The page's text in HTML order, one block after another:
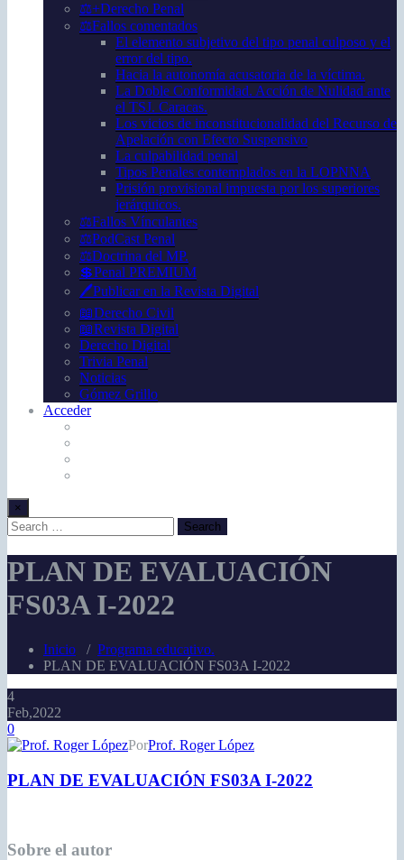
⚖️+Derecho Penal
⚖️Fallos comentados
El elemento subjetivo del tipo penal culposo y el
error del tipo.
Hacia la autonomía acusatoria de la víctima.
La Doble Conformidad. Acción de Nulidad ante
el TSJ. Caracas.
Los vicios de inconstitucionalidad del Recurso de
Apelación con Efecto Suspensivo
La culpabilidad penal
Tipos Penales contemplados en la LOPNNA
Prisión provisional impuesta por los superiores
jerárquicos.
⚖️Fallos Vínculantes
⚖️PodCast Penal
⚖️Doctrina del MP.
💲Penal PREMIUM
🖊️Publicar en la Revista Digital
📖Derecho Civil
📖Revista Digital
Derecho Digital
Trivia Penal
Noticias
Gómez Grillo
Acceder
×
PLAN DE EVALUACIÓN
FS03A I-2022
Inicio / Programa educativo.
PLAN DE EVALUACIÓN FS03A I-2022
4
Feb,2022
0
PorProf. Roger López
PLAN DE EVALUACIÓN FS03A I-2022
Sobre el autor